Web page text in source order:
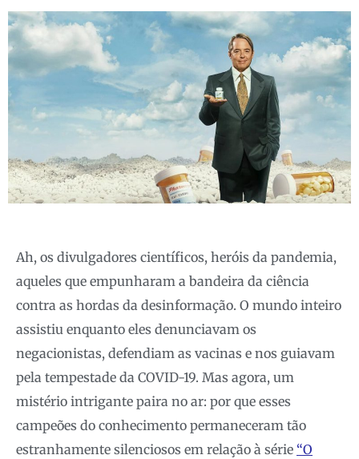
Ah, os divulgadores científicos, heróis da pandemia,
aqueles que empunharam a bandeira da ciência
contra as hordas da desinformação. O mundo inteiro
assistiu enquanto eles denunciavam os
negacionistas, defendiam as vacinas e nos guiavam
pela tempestade da COVID-19. Mas agora, um
mistério intrigante paira no ar: por que esses
campeões do conhecimento permaneceram tão
estranhamente silenciosos em relação à série “O